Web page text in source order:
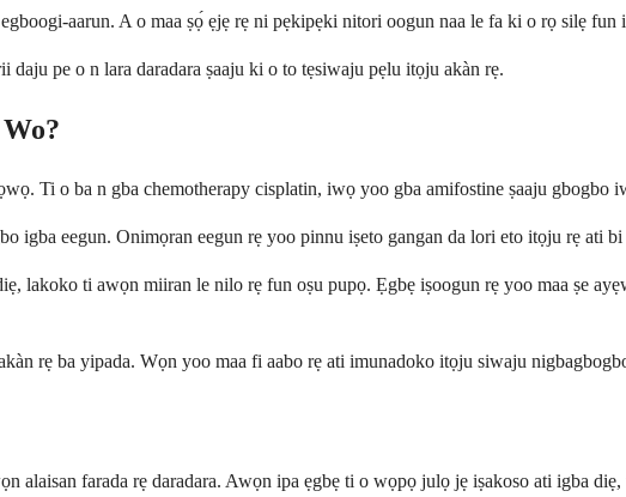
aarun. A o maa ṣọ́ ẹjẹ rẹ ni pẹkipẹki nitori oogun naa le fa ki o rọ silẹ fun
pe o n lara daradara ṣaaju ki o to tẹsiwaju pẹlu itọju akàn rẹ.
Ti o ba n gba chemotherapy cisplatin, iwọ yoo gba amifostine ṣaaju gbogbo
igba eegun. Onimọran eegun rẹ yoo pinnu iṣeto gangan da lori eto itọju rẹ ati bi
lakoko ti awọn miiran le nilo rẹ fun oṣu pupọ. Ẹgbẹ iṣoogun rẹ yoo maa ṣe
rẹ ba yipada. Wọn yoo maa fi aabo rẹ ati imunadoko itọju siwaju
alaisan farada rẹ daradara. Awọn ipa ẹgbẹ ti o wọpọ julọ jẹ iṣakoso ati igba